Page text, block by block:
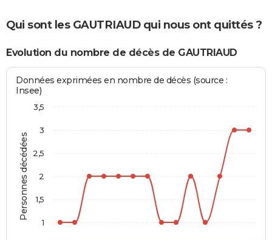
Qui sont les GAUTRIAUD qui nous ont quittés ?
Evolution du nombre de décès de GAUTRIAUD
Personnes décédées
Données exprimées en nombre de décès (source :
Insee)
1
1,5
2
2,5
3
3,5